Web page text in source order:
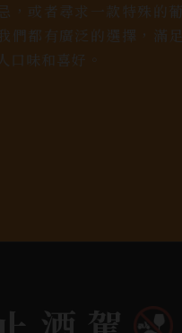
，或者尋求一款特殊的葡
們都有廣泛的選擇，滿足
口味和喜好。